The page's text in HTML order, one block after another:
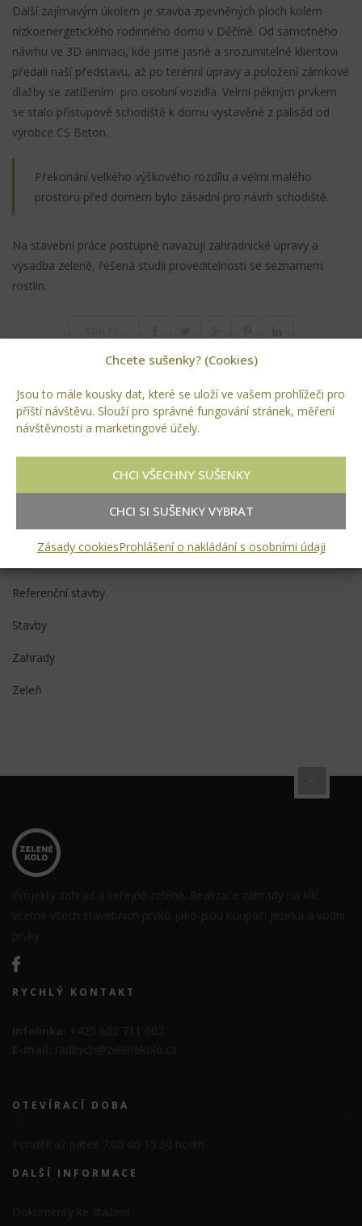
Chcete sušenky? (Cookies)
Jsou to mále kousky dat, které se uloží ve vašem prohlížeči pro
příští návštěvu. Slouží pro správné fungování stránek, měření
návštěvnosti a marketingové účely.
CHCI VŠECHNY SUŠENKY
CHCI SI SUŠENKY VYBRAT
Zásady cookiesProhlášení o nakládání s osobními údaji
Další zajímavým úkolem je stavba zpevněných ploch kolem
nízkoenergetického rodinného domu v Děčíně. Od samotného
návrhu ve 3D animaci, kde jsme jasně a srozumitelně klientovi
předali naší představu, až po terénní úpravy a položení zámkové
dlažby se zatížením pro osobní vozidla. Velmi pěkným prvkem
se stalo přístupové schodiště k domu vystavěné z palisád od
výrobce CS Beton.
Překonání velkého výškového rozdílu a velmi malého
prostoru před domem bylo zásadní pro návrh schodiště.
Na stavební práce postupně navazují zahradnické úpravy a
výsadba zeleně, řešená studii proveditelnosti se seznamem
rostlin.
PŘÍRODNÍ KOUPACÍ BIOTOP S VODOPÁDEM
VEŘEJNÁ ZELEŇ V LYSÉ NAD LABEM
Akce
Referenční stavby
Stavby
Zahrady
Zeleň
RYCHLÝ KONTAKT
OTEVÍRACÍ DOBA
DALŠÍ INFORMACE